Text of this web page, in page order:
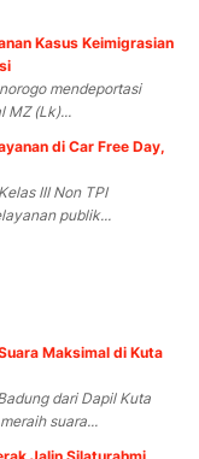
Kasus Keimigrasian
mendeportasi
MZ (Lk)...
di Car Free Day,
III Non TPI
publik...
Maksimal di Kuta
dari Dapil Kuta
suara...